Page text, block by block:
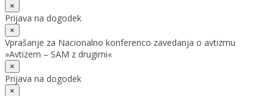
×
Prijava na dogodek
×
Vprašanje za Nacionalno konferenco zavedanja o avtizmu
»Avtizem – SAM z drugimi«
×
Prijava na dogodek
×